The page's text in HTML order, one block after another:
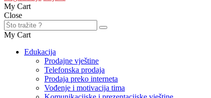
My Cart
Close
My Cart
Edukacija
Prodajne vještine
Telefonska prodaja
Prodaja preko interneta
Vođenje i motivacija tima